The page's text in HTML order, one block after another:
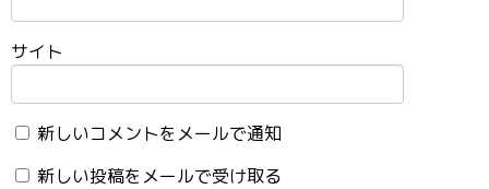
サイト
新しいコメントをメールで通知
新しい投稿をメールで受け取る